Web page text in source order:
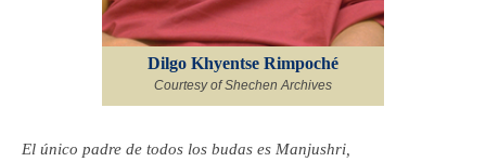
Dilgo Khyentse Rimpoché
Courtesy of Shechen Archives
El único padre de todos los budas es Manjushri,